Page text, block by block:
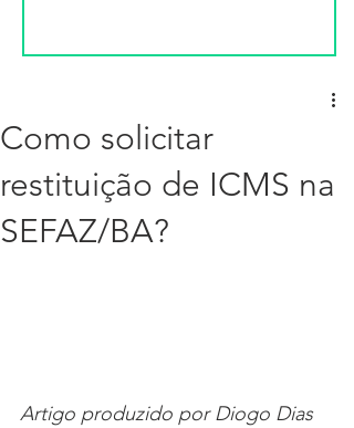
Como solicitar
restituição de ICMS na
SEFAZ/BA?
Artigo produzido por Diogo Dias